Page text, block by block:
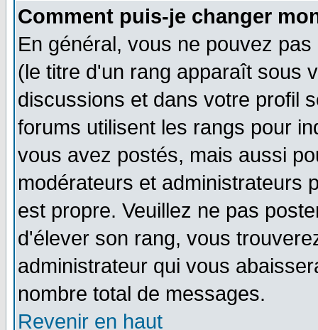
Comment puis-je changer
En général, vous ne pouvez
(le titre d'un rang apparaît sous
discussions et dans votre profil
forums utilisent les rangs pour
vous avez postés, mais aussi
modérateurs et administrateurs
est propre. Veuillez ne pas
d'élever son rang, vous
administrateur qui vous
nombre total de messages.
Revenir en haut